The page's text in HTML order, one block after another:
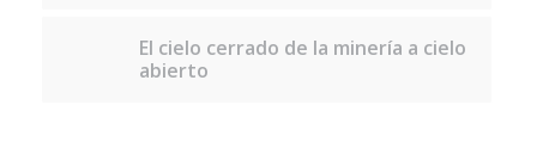
El cielo cerrado de la minería a cielo
abierto